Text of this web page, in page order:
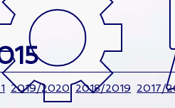
2019/2020 2018/2019 2017/